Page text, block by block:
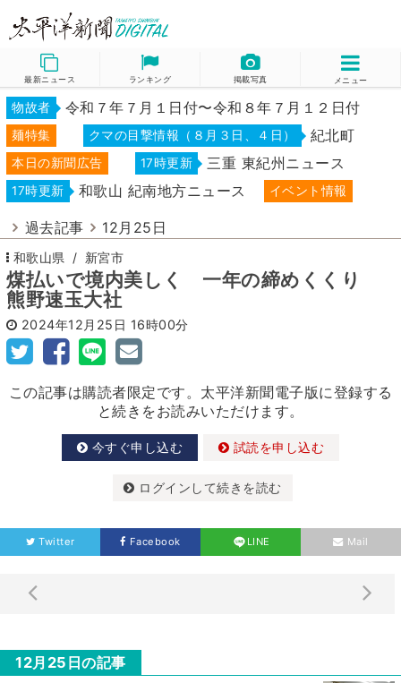
最新ニュース ランキング 掲載写真 メニュー
物故者 令和７年７月１日付〜令和８年７月１２日付
麺特集 クマの目撃情報（８月３日、４日） 紀北町
本日の新聞広告 17時更新 三重 東紀州ニュース
17時更新 和歌山 紀南地方ニュース イベント情報
過去記事 12月25日
和歌山県 新宮市
煤払いで境内美しく 一年の締めくくり
熊野速玉大社
2024年12月25日 16時00分
この記事は購読者限定です。太平洋新聞電子版に登録する
と続きをお読みいただけます。
今すぐ申し込む 試読を申し込む
ログインして続きを読む
Twitter Facebook LINE Mail
12月25日の記事